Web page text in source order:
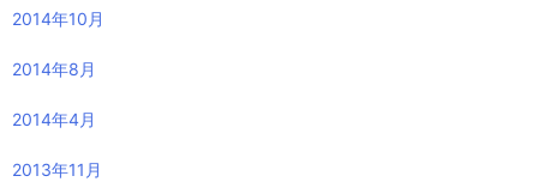
2014年10月
2014年8月
2014年4月
2013年11月